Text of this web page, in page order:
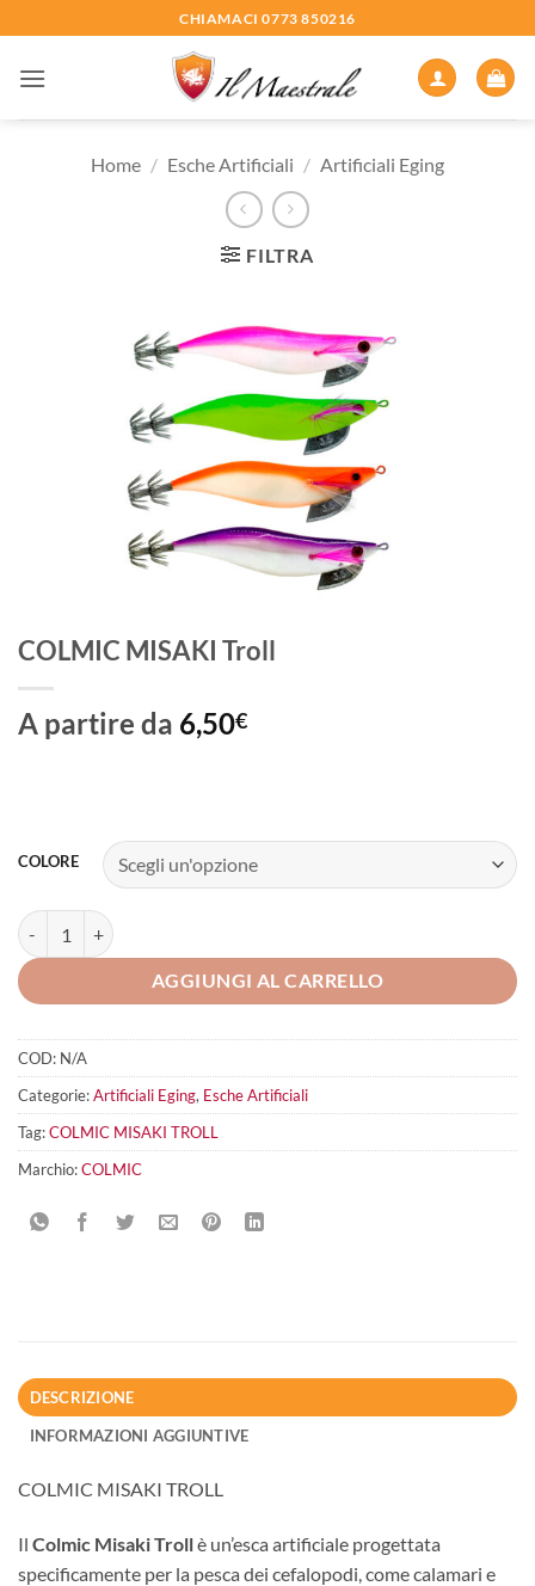
ai
contenuti
CHIAMACI 0773 850216
Home / Esche Artificiali / Artificiali Eging
FILTRA
COLMIC MISAKI Troll
A partire da 6,50€
COLORE
COLMIC MISAKI Troll quantità
AGGIUNGI AL CARRELLO
COD: N/A
Categorie:Artificiali Eging, Esche Artificiali
Tag:COLMIC MISAKI TROLL
Marchio:COLMIC
DESCRIZIONE
INFORMAZIONI AGGIUNTIVE
COLMIC MISAKI TROLL
Il Colmic Misaki Trollè un’esca artificiale progettata
specificamente per la pesca dei cefalopodi, come calamari e